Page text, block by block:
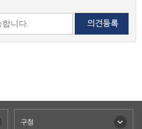
구청